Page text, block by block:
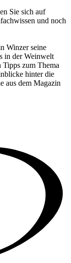
Sie sich auf
und noch
Winzer seine
in der Weinwelt
zum Thema
hinter die
aus dem Magazin